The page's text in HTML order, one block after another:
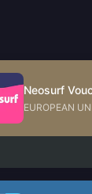
EUROPEAN